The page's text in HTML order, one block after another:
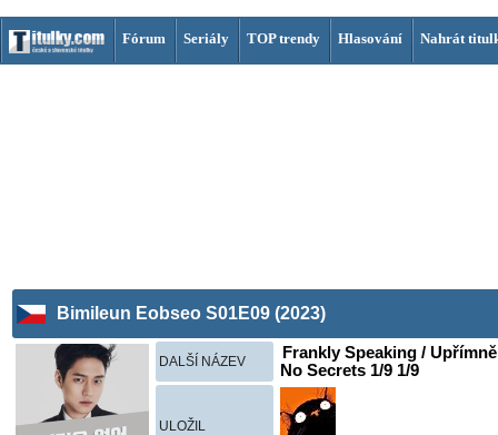
Fórum Seriály TOP trendy Hlasování Nahrát
Bimileun Eobseo S01E09 (2023)
DALŠÍ NÁZEV
Frankly Speaking /
No Secrets 1/9 1/9
ULOŽIL